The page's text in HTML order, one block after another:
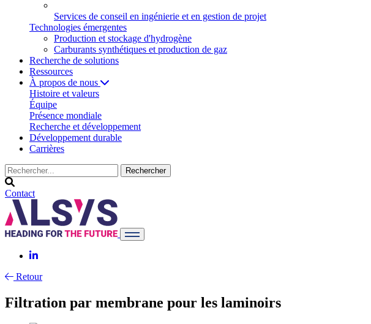
Services de conseil en ingénierie et en gestion de projet
Technologies émergentes
Production et stockage d'hydrogène
Carburants synthétiques et production de gaz
Recherche de solutions
Ressources
À propos de nous
Histoire et valeurs
Équipe
Présence mondiale
Recherche et développement
Développement durable
Carrières
Contact
Retour
Filtration par membrane pour les laminoirs